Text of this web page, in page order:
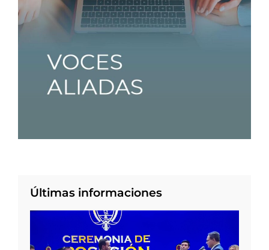
Últimas informaciones